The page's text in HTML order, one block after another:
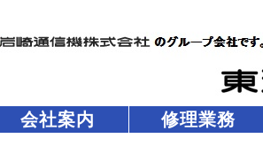
会社案内 修理業務